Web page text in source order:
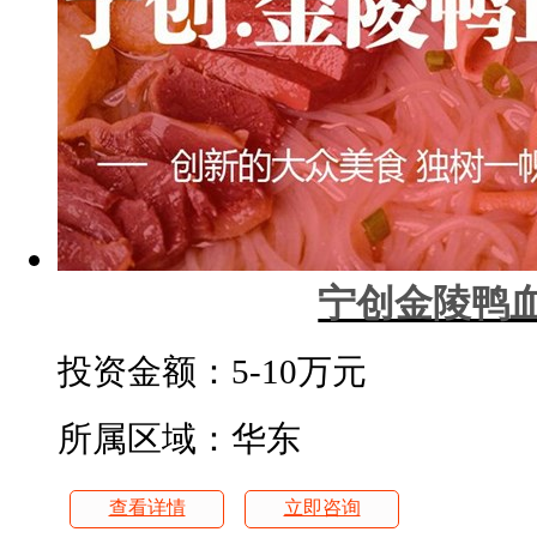
宁创金陵鸭
投资金额： 5-10万元
所属区域：华东
查看详情 立即咨询